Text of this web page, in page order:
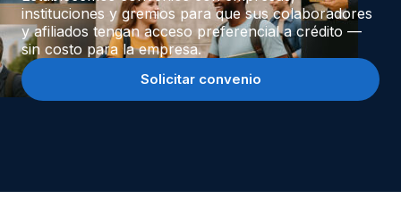
instituciones y gremios para que sus colaboradores
y afiliados tengan acceso preferencial a crédito —
sin costo para la empresa.
Solicitar convenio